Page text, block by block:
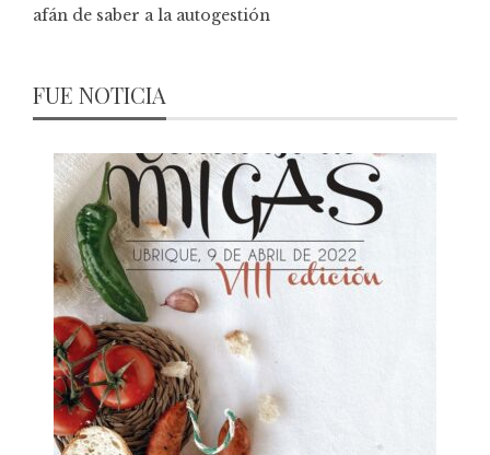
afán de saber a la autogestión
FUE NOTICIA